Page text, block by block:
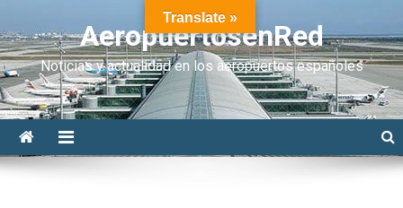
AeropuertosenRed
Noticias y actualidad en los aeropuertos españoles
Translate »